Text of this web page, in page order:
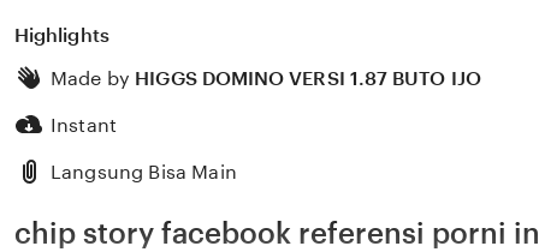
Highlights
Made by HIGGS DOMINO VERSI 1.87 BUTO IJO
Instant
Langsung Bisa Main
chip story facebook referensi porni